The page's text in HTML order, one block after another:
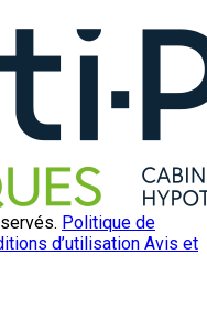
Politique de
d’utilisation Avis et